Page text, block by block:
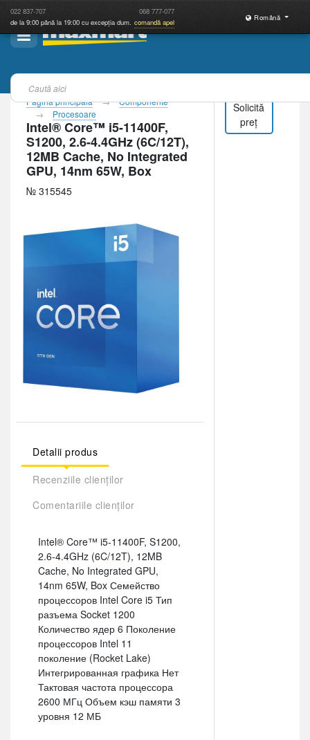
022 837-707 068 777-077
de la 9:00 până la 19:00 cu excepția dum. comandă apel
Română
Pagina principală
Componente
Procesoare
Intel® Core™ i5-11400F,
S1200, 2.6-4.4GHz (6C/12T),
12MB Cache, No Integrated
GPU, 14nm 65W, Box
№ 315545
Detalii produs
Recenziile clienților
Comentariile clienților
Intel® Core™ i5-11400F, S1200,
2.6-4.4GHz (6C/12T), 12MB
Cache, No Integrated GPU,
14nm 65W, Box Семейство
процессоров Intel Core i5 Тип
разъема Socket 1200
Количество ядер 6 Поколение
процессоров Intel 11
поколение (Rocket Lake)
Интегрированная графика Нет
Тактовая частота процессора
2600 МГц Объем кэш памяти 3
уровня 12 МБ
Solicită
preț